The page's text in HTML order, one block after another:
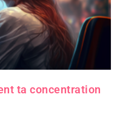
ta concentration